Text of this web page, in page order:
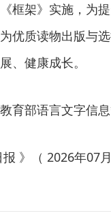
框架》实施，为
优质读物出版与
、健康成长。
部语言文字信息
》（ 2026年07月